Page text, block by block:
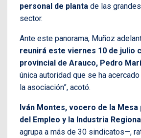
personal de planta de las
sector.
Ante este panorama, Muñoz
reunirá este viernes 10 de julio
provincial de Arauco, Pedro
única autoridad que se ha
la asociación”, acotó.
Iván Montes, vocero de la
del Empleo y la Industria
agrupa a más de 30 sindicatos—,